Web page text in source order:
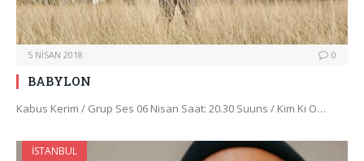
5 NISAN 2018 0
BABYLON
Kabus Kerim / Grup Ses 06 Nisan Saat: 20.30 Suuns / Kim Ki O…
İSTANBUL